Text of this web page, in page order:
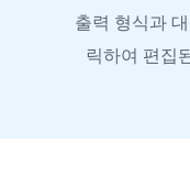
출력 형식과
릭하여 편집